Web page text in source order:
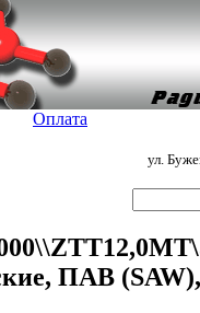
Оплата
ул.
ПАВ